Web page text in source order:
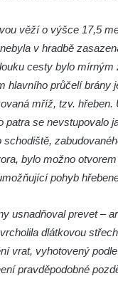
nad Střelou
nad Ohří
Krumlově
věží o výšce 17,5
v hradbě
cesty bylo
hlavního průčelí brány
mříž, tzv.
patra se nevstupovalo
bylo možno
pohyb
usnadňoval prevet –
dlátkovou
vrat, vyhotovený
pravděpodobné